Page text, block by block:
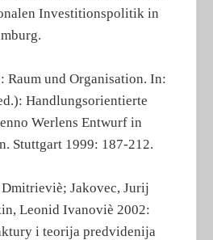
Investitionspolitik in
Raum und Organisation. In:
Handlungsorientierte
Werlens Entwurf in
Stuttgart 1999: 187-212.
Jakovec, Jurij
Leonid Ivanoviè 2002:
i teorija predvidenija